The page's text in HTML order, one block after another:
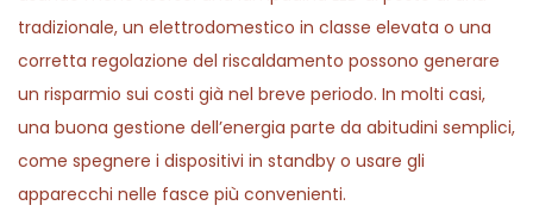
tradizionale, un elettrodomestico in classe elevata o una
corretta regolazione del riscaldamento possono generare
un risparmio sui costi già nel breve periodo. In molti casi,
una buona gestione dell’energia parte da abitudini semplici,
come spegnere i dispositivi in standby o usare gli
apparecchi nelle fasce più convenienti.